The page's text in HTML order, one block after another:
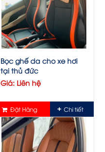
Bọc ghế da cho xe hơi
tại thủ đức
Giá: Liên hệ
Đặt Hàng Chi tiết